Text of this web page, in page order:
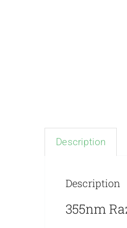
Description
Description
355nm